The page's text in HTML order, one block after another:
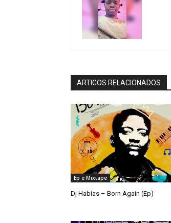
ARTIGOS RELACIONADOS
Ep e Mixtape
Dj Habias – Born Again (Ep)